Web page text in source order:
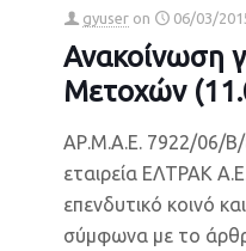
gyuser on 06/03/
Ανακοίνωση
Μετοχών
ΑΡ.Μ.Α.Ε. 7922/06/
εταιρεία ΕΛΤΡΑΚ
επενδυτικό κοινό
σύμφωνα με το